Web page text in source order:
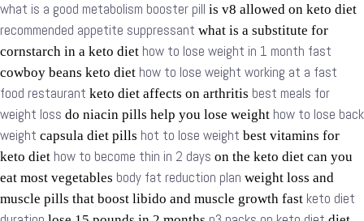
what is a good metabolism booster pill is v8 allowed on keto diet
recommended appetite suppressant what is a substitute for
cornstarch in a keto diet how to lose weight in 1 month fast
cowboy beans keto diet how to lose weight working at a fast
food restaurant keto diet affects on arthritis best meals for
weight loss do niacin pills help you lose weight how to lose back
weight capsula diet pills hot to lose weight best vitamins for
keto diet how to become thin in 2 days on the keto diet can you
eat most vegetables body fat reduction plan weight loss and
muscle pills that boost libido and muscle growth fast keto diet